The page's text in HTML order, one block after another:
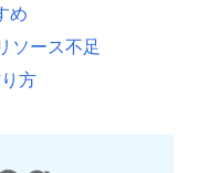
め
ソース不足
方